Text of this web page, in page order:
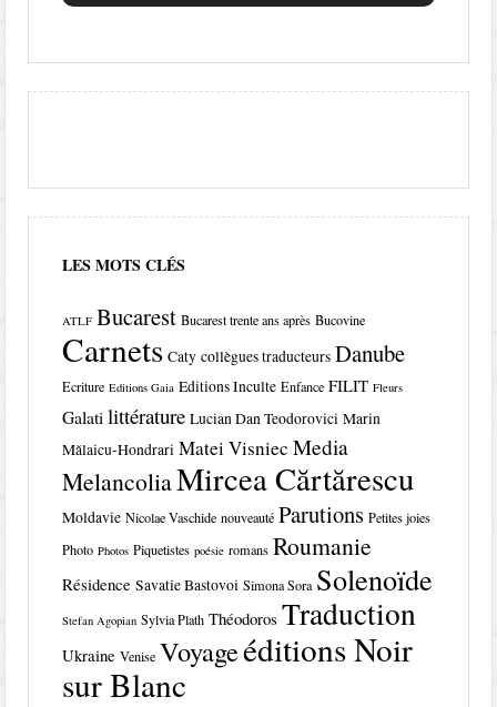
LES MOTS CLÉS
ATLF Bucarest Bucarest trente ans après Bucovine
Carnets Caty collègues traducteurs Danube
Ecriture Editions Gaia Editions Inculte Enfance FILIT Fleurs
Galati littérature Lucian Dan Teodorovici Marin
Mălaicu-Hondrari Matei Visniec Media
MelancoliaMircea Cărtărescu
Moldavie Nicolae Vaschide nouveauté Parutions Petites joies
Photo Photos Piquetistes poésie romans Roumanie
Résidence Savatie Bastovoi Simona Sora Solenoïde
Stefan Agopian Sylvia Plath Théodoros Traduction
Ukraine Venise Voyageéditions Noir
sur Blanc